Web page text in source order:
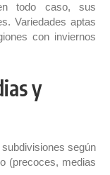
todo caso, sus
Variedades aptas
con inviernos
y
según
(precoces, medias